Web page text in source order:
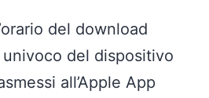
del download
del dispositivo
all’Apple App